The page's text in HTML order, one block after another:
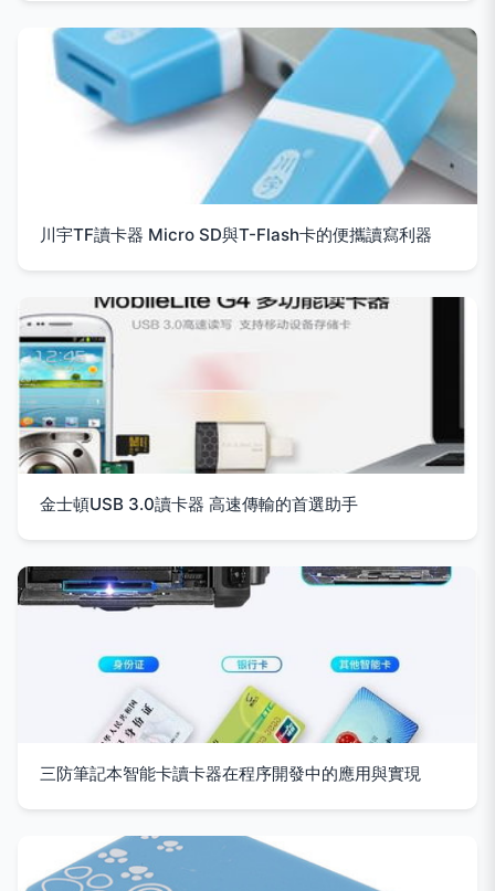
川宇TF讀卡器 Micro SD與T-Flash卡的便攜讀寫利器
金士頓USB 3.0讀卡器 高速傳輸的首選助手
三防筆記本智能卡讀卡器在程序開發中的應用與實現